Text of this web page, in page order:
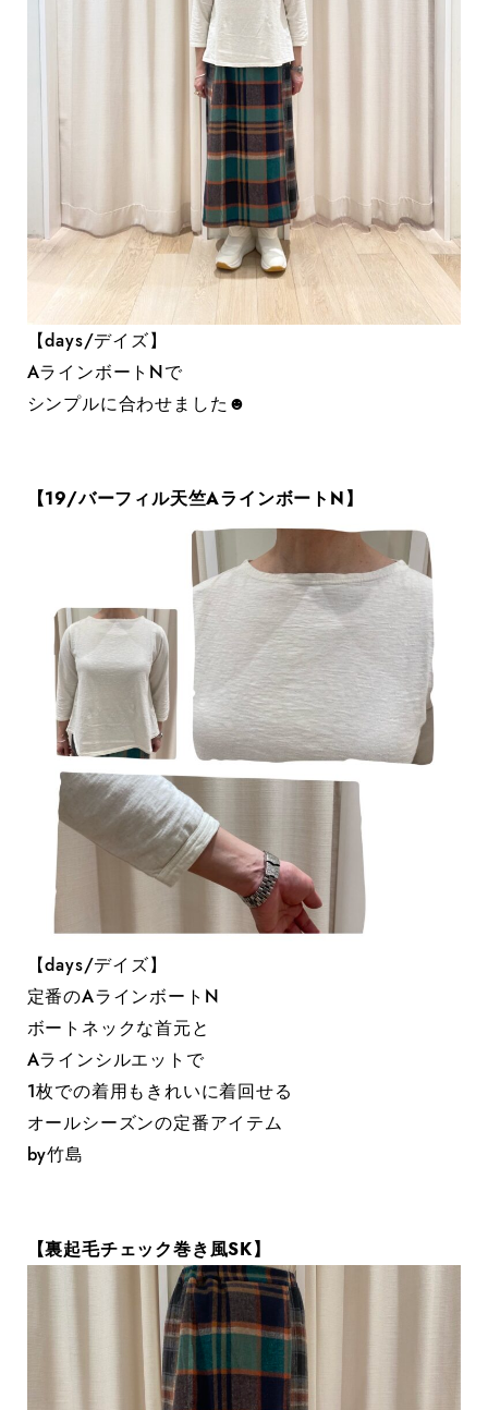
【days/デイズ】
AラインボートNで
シンプルに合わせました☻
【19/バーフィル天竺AラインボートN】
【days/デイズ】
定番のAラインボートN
ボートネックな首元と
Aラインシルエットで
1枚での着用もきれいに着回せる
オールシーズンの定番アイテム
by竹島
【裏起毛チェック巻き風SK】